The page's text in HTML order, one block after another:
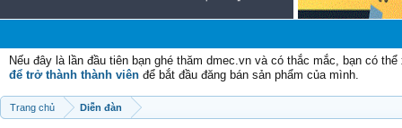
Nếu đây là lần đầu tiên bạn ghé thăm dmec.vn và có thắc mắc, bạn có
để trở thành thành viên để bắt đầu đăng bán sản phẩm của mình.
Trang chủ Diễn đàn